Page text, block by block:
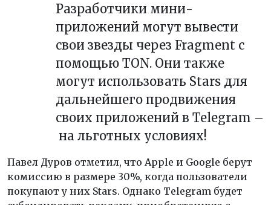
Разработчики мини-
приложений могут вывести
свои звезды через Fragment с
помощью TON. Они также
могут использовать Stars для
дальнейшего продвижения
своих приложений в Telegram –
на льготных условиях!
Павел Дуров отметил, что Apple и Google берут
комиссию в размере 30%, когда пользователи
покупают у них Stars. Однако Telegram будет